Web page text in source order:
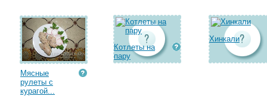
Мясные
рулеты с
курагой...
Котлеты на
пару
Хинкали